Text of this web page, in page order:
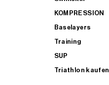
KOMPRESSION
Baselayers
Training
SUP
Triathlon kaufen